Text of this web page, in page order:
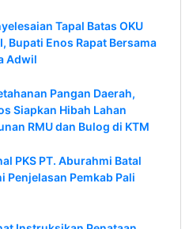
Tapal Batas OKU
Bupati Enos Rapat Bersama
Adwil
Pangan Daerah,
Siapkan Hibah Lahan
RMU dan Bulog di KTM
PKS PT. Aburahmi Batal
Penjelasan Pemkab Pali